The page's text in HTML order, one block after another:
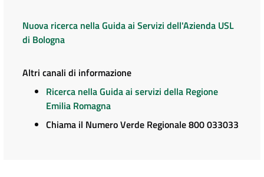
Nuova ricerca nella Guida ai Servizi dell'Azienda USL
di Bologna
Altri canali di informazione
Ricerca nella Guida ai servizi della Regione
Emilia Romagna
Chiama il Numero Verde Regionale 800 033033